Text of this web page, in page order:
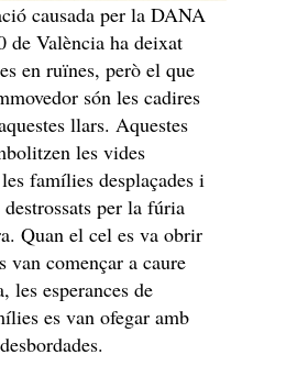
causada per la DANA
de València ha deixat
en ruïnes, però el que
són les cadires
llars. Aquestes
les vides
famílies desplaçades i
per la fúria
Quan el cel es va obrir
van començar a caure
les esperances de
es van ofegar amb